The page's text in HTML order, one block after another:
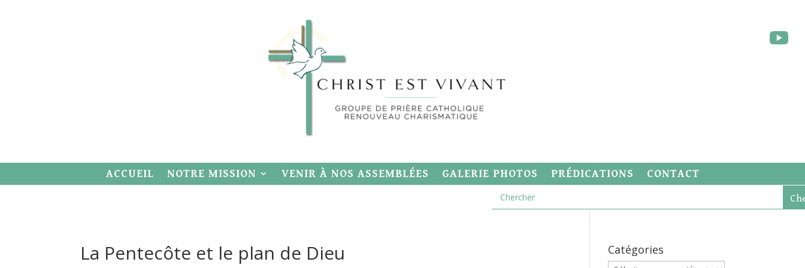
ACCUEIL NOTRE MISSION VENIR À NOS ASSEMBLÉES GALERIE PHOTOS PRÉDICATIONS CONTACT
La Pentecôte et le plan de Dieu Catégories